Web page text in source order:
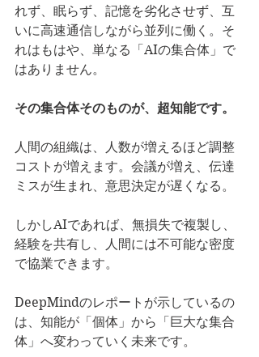
れず、眠らず、記憶を劣化させず、互
いに高速通信しながら並列に働く。そ
れはもはや、単なる「AIの集合体」で
はありません。
その集合体そのものが、超知能です。
人間の組織は、人数が増えるほど調整
コストが増えます。会議が増え、伝達
ミスが生まれ、意思決定が遅くなる。
しかしAIであれば、無損失で複製し、
経験を共有し、人間には不可能な密度
で協業できます。
DeepMindのレポートが示しているの
は、知能が「個体」から「巨大な集合
体」へ変わっていく未来です。